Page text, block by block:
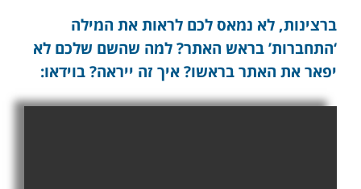
ברצינות, לא נמאס לכם לראות את המילה
‘התחברות’ בראש האתר? למה שהשם שלכם לא
יפאר את האתר בראשו? איך זה ייראה? בוידאו: